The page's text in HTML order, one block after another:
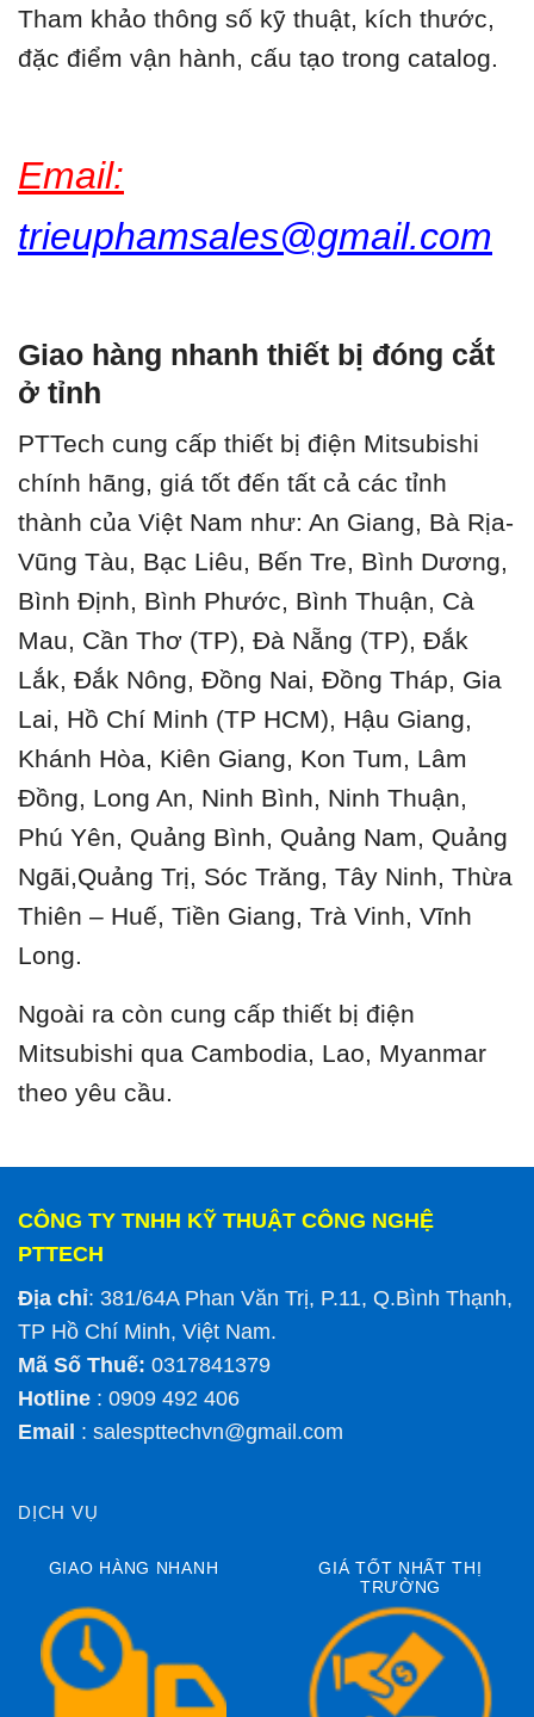
Tham khảo thông số kỹ thuật, kích thước,
đặc điểm vận hành, cấu tạo trong catalog.
Email:
trieuphamsales@gmail.com
Giao hàng nhanh thiết bị đóng cắt
ở tỉnh
PTTech cung cấp thiết bị điện Mitsubishi
chính hãng, giá tốt đến tất cả các tỉnh
thành của Việt Nam như: An Giang, Bà Rịa-
Vũng Tàu, Bạc Liêu, Bến Tre, Bình Dương,
Bình Định, Bình Phước, Bình Thuận, Cà
Mau, Cần Thơ (TP), Đà Nẵng (TP), Đắk
Lắk, Đắk Nông, Đồng Nai, Đồng Tháp, Gia
Lai, Hồ Chí Minh (TP HCM), Hậu Giang,
Khánh Hòa, Kiên Giang, Kon Tum, Lâm
Đồng, Long An, Ninh Bình, Ninh Thuận,
Phú Yên, Quảng Bình, Quảng Nam, Quảng
Ngãi,Quảng Trị, Sóc Trăng, Tây Ninh, Thừa
Thiên – Huế, Tiền Giang, Trà Vinh, Vĩnh
Long.
Ngoài ra còn cung cấp thiết bị điện
Mitsubishi qua Cambodia, Lao, Myanmar
theo yêu cầu.
CÔNG TY TNHH KỸ THUẬT CÔNG NGHỆ
PTTECH
Địa chỉ: 381/64A Phan Văn Trị, P.11, Q.Bình Thạnh,
TP Hồ Chí Minh, Việt Nam.
Mã Số Thuế: 0317841379
Hotline : 0909 492 406
Email : salespttechvn@gmail.com
DỊCH VỤ
GIAO HÀNG NHANH
GIÁ TỐT NHẤT THỊ
TRƯỜNG